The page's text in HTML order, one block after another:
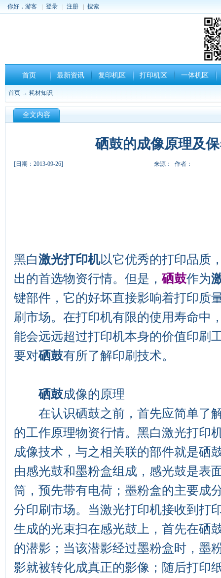
你好，游客 登录 注册 搜索
首页 最新资讯 复印机区 打印机区 一体机区
首页 → 耗材知识
全文内容
硒鼓的成像原理及
[日期：2013-09-26] 来源： 作者：
黑白激光打印机以它优秀的打印品质
出的首选物资行情。但是，硒鼓作为
键部件，它的好坏直接影响着打印质
刷市场。在打印机有限的使用寿命中
能会远远超过打印机本身的价值印刷
要对硒鼓有所了解印刷技术。
硒鼓成像的原理
在认识硒鼓之前，首先应简单了
的工作原理物资行情。黑白激光打印
成像技术，与之相关联的部件就是硒
由感光鼓和墨粉盒组成，感光鼓是表
筒，预先带有电荷；墨粉盒的主要成
分印刷市场。当激光打印机接收到打
生成的光束扫在感光鼓上，首先在硒
的潜影；当该潜影经过墨粉盒时，墨
影就被转化成真正的影像；随后打印